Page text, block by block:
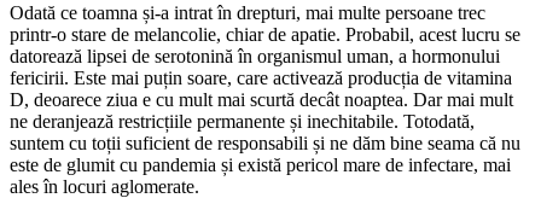
Odată ce toamna și-a intrat în drepturi, mai multe persoane trec
printr-o stare de melancolie, chiar de apatie. Probabil, acest lucru se
datorează lipsei de serotonină în organismul uman, a hormonului
fericirii. Este mai puțin soare, care activează producția de vitamina
D, deoarece ziua e cu mult mai scur­tă decât noaptea. Dar mai mult
ne deranjează restricțiile permanente și inechitabile. Totodată,
suntem cu toții suficient de responsabili și ne dăm bine seama că nu
este de glumit cu pandemia și există pericol mare de infectare, mai
ales în locuri aglomerate.